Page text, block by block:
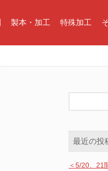
製本・加工 特殊加工
最近の投
＜5/20、21